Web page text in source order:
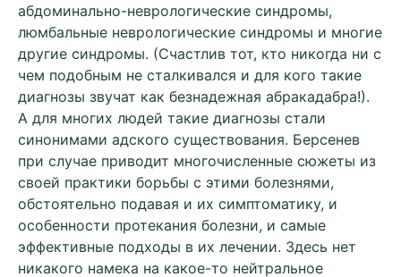
абдоминально-неврологические синдромы,
люмбальные неврологические синдромы и многие
другие синдромы. (Счастлив тот, кто никогда ни с
чем подобным не сталкивался и для кого такие
диагнозы звучат как безнадежная абракадабра!).
А для многих людей такие диагнозы стали
синонимами адского существования. Берсенев
при случае приводит многочисленные сюжеты из
своей практики борьбы с этими болезнями,
обстоятельно подавая и их симптоматику, и
особенности протекания болезни, и самые
эффективные подходы в их лечении. Здесь нет
никакого намека на какое-то нейтральное